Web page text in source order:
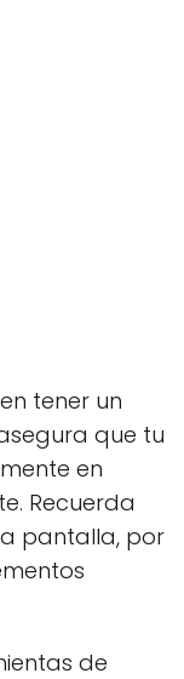
tener un
que tu
en
Recuerda
pantalla, por
de